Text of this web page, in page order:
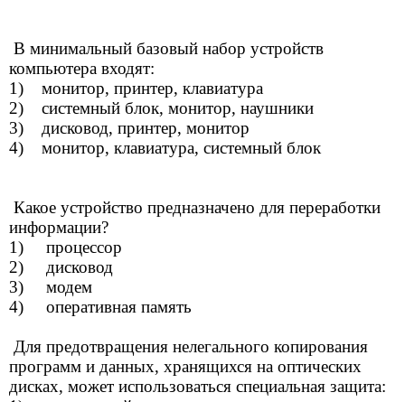
В минимальный базовый набор устройств
компьютера входят:
1) монитор, принтер, клавиатура
2) системный блок, монитор, наушники
3) дисковод, принтер, монитор
4) монитор, клавиатура, системный блок
Какое устройство предназначено для переработки
информации?
1) процессор
2) дисковод
3) модем
4) оперативная память
Для предотвращения нелегального копирования
программ и данных, хранящихся на оптических
дисках, может использоваться специальная защита: